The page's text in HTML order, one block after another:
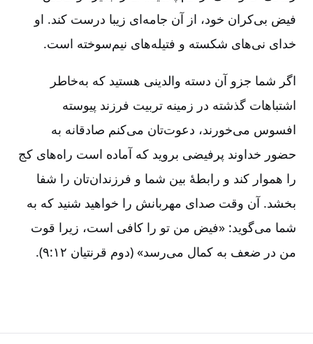
فیض بی‌کران خود، از آن جامه‌ای زیبا درست کند. او
خدای نی‌های شکسته و فتیله‌های نیم‌سوخته است.
اگر شما جزو آن دسته والدینی هستید که به‌خاطر
اشتباهات گذشته در زمینه تربیت فرزند پیوسته
افسوس می‌خورند، دعوت‌تان می‌کنم صادقانه به
حضور خداوند پرفیضی بروید که آماده است راه‌های کج
را هموار کند و رابطۀ بین شما و فرزندان‌تان را شفا
بخشد. آن وقت صدای مهربانش را خواهید شنید که به
شما می‌گوید: «فیض من تو را کافی است، زیرا قوت
من در ضعف به کمال می‌رسد» (دوم قرنتیان ۱۲:‏۹).